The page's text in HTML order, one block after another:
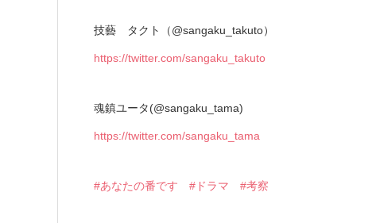
技藝 タクト（@sangaku_takuto）
https://twitter.com/sangaku_takuto
魂鎮ユータ(@sangaku_tama)
https://twitter.com/sangaku_tama
#あなたの番です #ドラマ #考察